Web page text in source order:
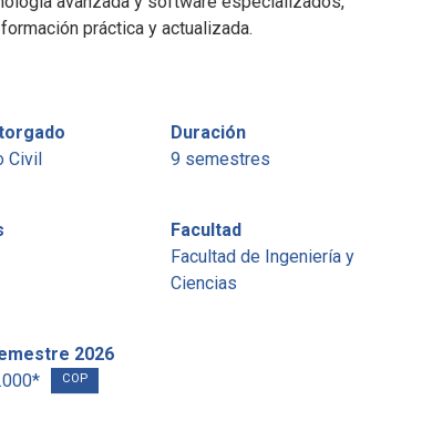
práctica y actualizada.
Civil
Duración
9 semestres
Facultad
Facultad de Ingeniería y
Ciencias
2026
COP